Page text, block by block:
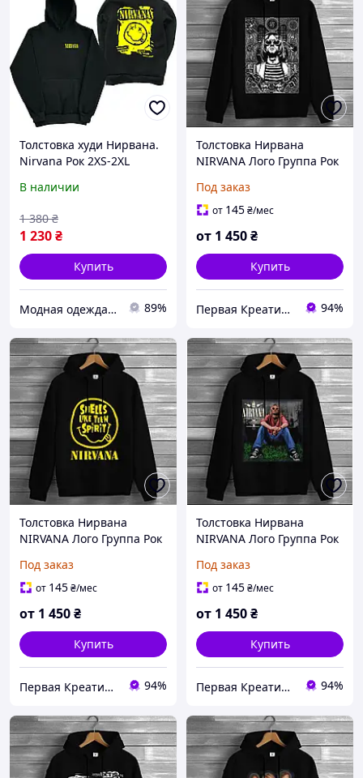
Толстовка худи Нирвана.
Nirvana Рок 2XS-2XL
В наличии
1 230₴
1 380 ₴
Купить
Модная одежда с принтом 89%
Толстовка Нирвана
NIRVANA Лого Группа Рок
Курт худи оверсайз
унисекс Все размеры
Под заказ
от 145₴/мес
от 1 450₴
Купить
Первая Креативная Мануфактура PERFECTUS - Производство одежды и декора с 3D принтами на заказ 94%
Толстовка Нирвана
NIRVANA Лого Группа Рок
Rock Band 7 худи
оверсайз унисекс Все
Под заказ
от 145₴/мес
от 1 450₴
Купить
Первая Креативная Мануфактура PERFECTUS - Производство одежды и декора с 3D принтами на заказ 94%
Толстовка Нирвана
NIRVANA Лого Группа Рок
Rock Band 6 худи
оверсайз унисекс Все
Под заказ
от 145₴/мес
от 1 450₴
Купить
Первая Креативная Мануфактура PERFECTUS - Производство одежды и декора с 3D принтами на заказ 94%